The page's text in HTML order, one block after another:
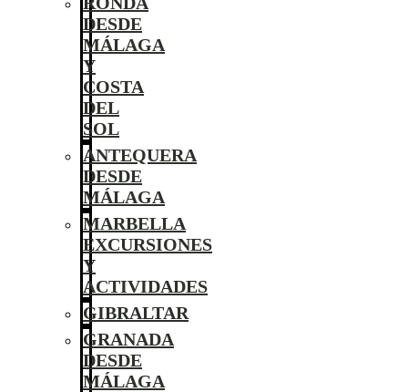
DESDE
MÁLAGA
Y
COSTA
DEL
SOL
ANTEQUERA
DESDE
MÁLAGA
MARBELLA
EXCURSIONES
Y
ACTIVIDADES
GIBRALTAR
GRANADA
DESDE
MÁLAGA